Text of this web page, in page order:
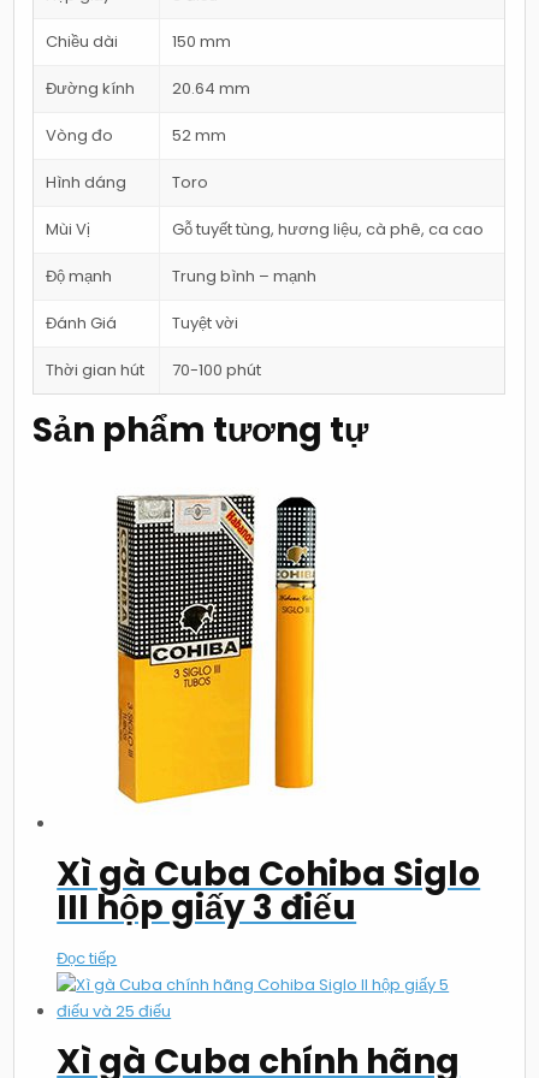
Chiều dài 150 mm
Đường kính 20.64 mm
Vòng đo 52 mm
Hình dáng Toro
Mùi Vị Gỗ tuyết tùng, hương liệu, cà phê, ca cao
Độ mạnh Trung bình – mạnh
Đánh Giá Tuyệt vời
Thời gian hút 70-100 phút
Sản phẩm tương tự
Xì gà Cuba Cohiba Siglo
III hộp giấy 3 điếu
Đọc tiếp
Xì gà Cuba chính hãng